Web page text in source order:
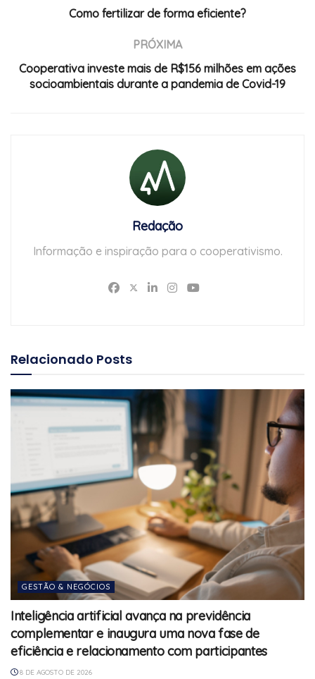
Como fertilizar de forma eficiente?
PRÓXIMA
Cooperativa investe mais de R$156 milhões em ações
socioambientais durante a pandemia de Covid-19
Redação
Informação e inspiração para o cooperativismo.
Relacionado Posts
GESTÃO & NEGÓCIOS
Inteligência artificial avança na previdência
complementar e inaugura uma nova fase de
eficiência e relacionamento com participantes
8 DE AGOSTO DE 2026